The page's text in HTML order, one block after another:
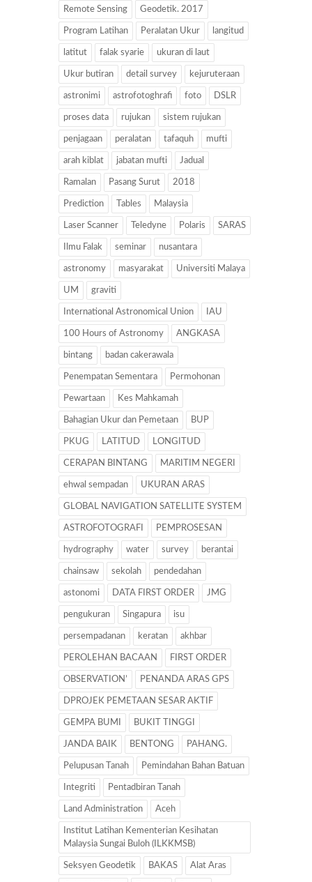
Remote Sensing Geodetik. 2017
Program Latihan Peralatan Ukur langitud
latitut falak syarie ukuran di laut
Ukur butiran detail survey kejuruteraan
astronimi astrofotoghrafi foto DSLR
proses data rujukan sistem rujukan
penjagaan peralatan tafaquh mufti
arah kiblat jabatan mufti Jadual
Ramalan Pasang Surut 2018
Prediction Tables Malaysia
Laser Scanner Teledyne Polaris SARAS
Ilmu Falak seminar nusantara
astronomy masyarakat Universiti Malaya
UM graviti
International Astronomical Union IAU
100 Hours of Astronomy ANGKASA
bintang badan cakerawala
Penempatan Sementara Permohonan
Pewartaan Kes Mahkamah
Bahagian Ukur dan Pemetaan BUP
PKUG LATITUD LONGITUD
CERAPAN BINTANG MARITIM NEGERI
ehwal sempadan UKURAN ARAS
GLOBAL NAVIGATION SATELLITE SYSTEM
ASTROFOTOGRAFI PEMPROSESAN
hydrography water survey berantai
chainsaw sekolah pendedahan
astonomi DATA FIRST ORDER JMG
pengukuran Singapura isu
persempadanan keratan akhbar
PEROLEHAN BACAAN FIRST ORDER
OBSERVATION’ PENANDA ARAS GPS
DPROJEK PEMETAAN SESAR AKTIF
GEMPA BUMI BUKIT TINGGI
JANDA BAIK BENTONG PAHANG.
Pelupusan Tanah Pemindahan Bahan Batuan
Integriti Pentadbiran Tanah
Land Administration Aceh
Institut Latihan Kementerian Kesihatan
Malaysia Sungai Buloh (ILKKMSB)
Seksyen Geodetik BAKAS Alat Aras